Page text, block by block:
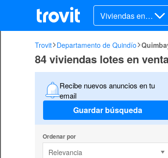
Viviendas en v
enta
Trovit Departamento de Quindío
84 viviendas lotes en
Recibe nuevos anuncios en tu
email
Guardar búsqueda
Ordenar por
Relevancia